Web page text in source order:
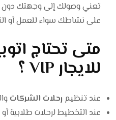
تعني وصولك إلى وجهتك دون
على نشاطك سواء للعمل أو
متى تحتاج
للايجار VIP ؟
عند تنظيم رحلات الشركات
عند التخطيط لرحلات طلابية